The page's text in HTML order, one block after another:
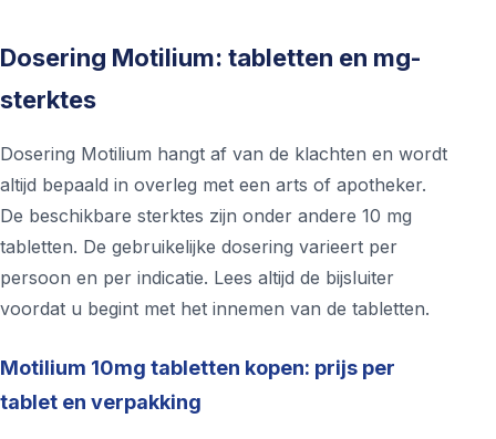
Dosering Motilium: tabletten en mg-
sterktes
Dosering Motilium hangt af van de klachten en wordt
altijd bepaald in overleg met een arts of apotheker.
De beschikbare sterktes zijn onder andere 10 mg
tabletten. De gebruikelijke dosering varieert per
persoon en per indicatie. Lees altijd de bijsluiter
voordat u begint met het innemen van de tabletten.
Motilium 10mg tabletten kopen: prijs per
tablet en verpakking